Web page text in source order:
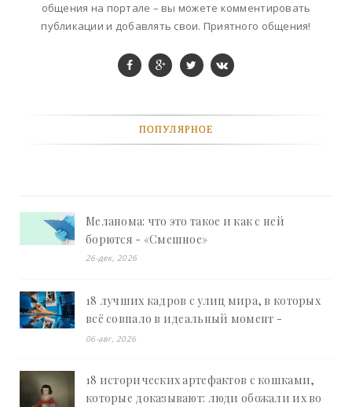
общения на портале – вы можете комментировать
публикации и добавлять свои. Приятного общения!
ПОПУЛЯРНОЕ
Меланома: что это такое и как с ней
борются - «Смешное»
26-дек, 2026
18 лучших кадров с улиц мира, в которых
всё совпало в идеальный момент -
«Смешное»
06-авг, 2026
18 исторических артефактов с кошками,
которые доказывают: люди обожали их во